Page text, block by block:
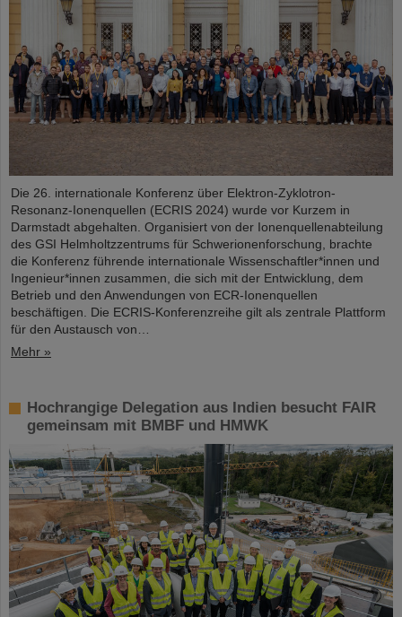
Die 26. internationale Konferenz über Elektron-Zyklotron-
Resonanz-Ionenquellen (ECRIS 2024) wurde vor Kurzem in
Darmstadt abgehalten. Organisiert von der Ionenquellenabteilung
des GSI Helmholtzzentrums für Schwerionenforschung, brachte
die Konferenz führende internationale Wissenschaftler*innen und
Ingenieur*innen zusammen, die sich mit der Entwicklung, dem
Betrieb und den Anwendungen von ECR-Ionenquellen
beschäftigen. Die ECRIS-Konferenzreihe gilt als zentrale Plattform
für den Austausch von…
Mehr »
Hochrangige Delegation aus Indien besucht FAIR
gemeinsam mit BMBF und HMWK